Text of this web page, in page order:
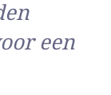
een